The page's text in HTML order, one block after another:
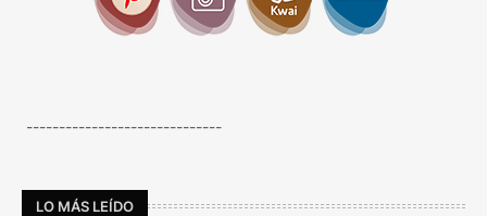
------------------------------
LO MÁS LEÍDO